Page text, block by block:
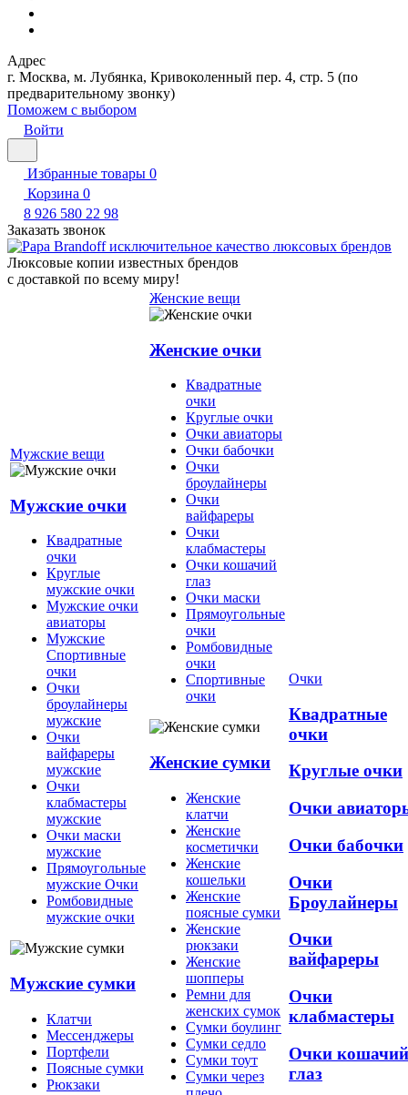
Адрес
г. Москва, м. Лубянка, Кривоколенный пер. 4, стр. 5 (по
предварительному звонку)
Поможем с выбором
Войти
Избранные товары 0
Корзина 0
8 926 580 22 98
Заказать звонок
Люксовые копии известных брендов
с доставкой по всему миру!
Мужские вещи
Мужские очки
Квадратные
очки
Круглые
мужские очки
Мужские очки
авиаторы
Мужские
Спортивные
очки
Очки
броулайнеры
мужские
Очки
вайфареры
мужские
Очки
клабмастеры
мужские
Очки маски
мужские
Прямоугольные
мужские Очки
Ромбовидные
мужские очки
Мужские сумки
Клатчи
Мессенджеры
Портфели
Поясные сумки
Рюкзаки
Женские вещи
Женские очки
Квадратные
очки
Круглые очки
Очки авиаторы
Очки бабочки
Очки
броулайнеры
Очки
вайфареры
Очки
клабмастеры
Очки кошачий
глаз
Очки маски
Прямоугольные
очки
Ромбовидные
очки
Спортивные
очки
Женские сумки
Женские
клатчи
Женские
косметички
Женские
кошельки
Женские
поясные сумки
Женские
рюкзаки
Женские
шопперы
Ремни для
женских сумок
Сумки боулинг
Сумки седло
Сумки тоут
Сумки через
Очки
Квадратные
очки
Круглые очки
Очки
Очки бабочки
Очки
Броулайнеры
Очки
вайфареры
Очки
клабмастеры
Очки кошачий
глаз